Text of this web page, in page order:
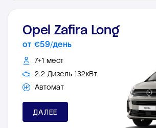
Opel Zafira Long
от €59/день
7+1 мест
2.2 Дизель 132кВт
Автомат
ДАЛЕЕ